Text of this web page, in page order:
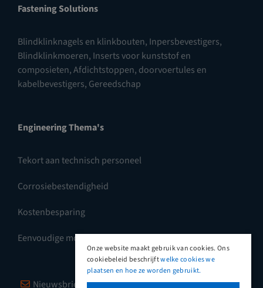
Fastening Solutions
Blindklinknagels en klinkbouten, Inpersbevestigers,
Blindklinkmoeren, Inserts voor kunststof en
composieten,Afdichtstoppen, doorvoertules en
kabelbevestigers, Gereedschap
Engineering Thema's
Tekort aan technisch personeel
Corrosiebestendigheid
Kostenbesparing
Eenvoudige montage
Nieuwsbrief Vimeo LinkedIn
Onze website maakt gebruik van cookies. Ons
cookiebeleid beschrijftwelke cookies we
plaatsen en hoe ze worden gebruikt.